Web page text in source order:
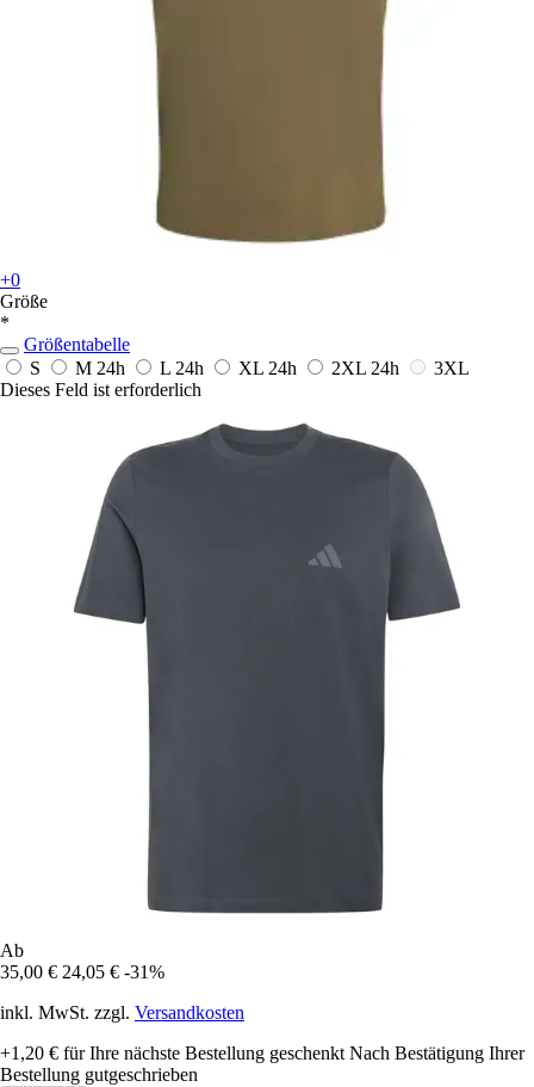
+0
Größe
*
Größentabelle
S
M 24h L 24h XL 24h 2XL 24h
3XL
Dieses Feld ist erforderlich
Ab
35,00 € 24,05 € -31%
inkl. MwSt. zzgl. Versandkosten
+1,20 € für Ihre nächste Bestellung geschenkt Nach Bestätigung Ihrer
Bestellung gutgeschrieben